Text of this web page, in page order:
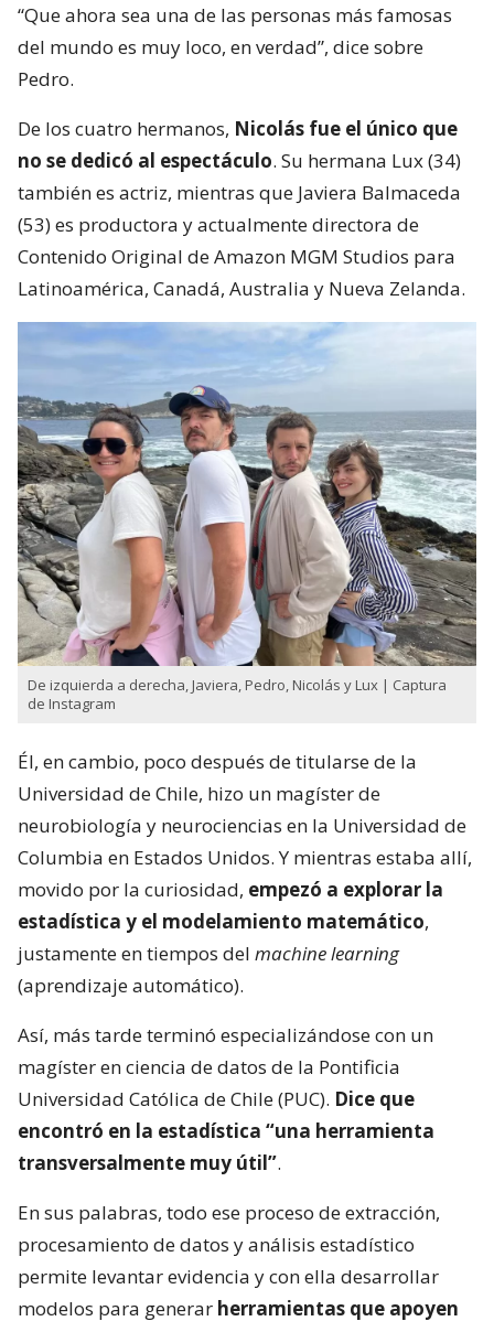
“Que ahora sea una de las personas más famosas
del mundo es muy loco, en verdad”, dice sobre
Pedro.
De los cuatro hermanos, Nicolás fue el único que
no se dedicó al espectáculo. Su hermana Lux (34)
también es actriz, mientras que Javiera Balmaceda
(53) es productora y actualmente directora de
Contenido Original de Amazon MGM Studios para
Latinoamérica, Canadá, Australia y Nueva Zelanda.
De izquierda a derecha, Javiera, Pedro, Nicolás y Lux | Captura
de Instagram
Él, en cambio, poco después de titularse de la
Universidad de Chile, hizo un magíster de
neurobiología y neurociencias en la Universidad de
Columbia en Estados Unidos. Y mientras estaba allí,
movido por la curiosidad, empezó a explorar la
estadística y el modelamiento matemático,
justamente en tiempos del machine learning
(aprendizaje automático).
Así, más tarde terminó especializándose con un
magíster en ciencia de datos de la Pontificia
Universidad Católica de Chile (PUC). Dice que
encontró en la estadística “una herramienta
transversalmente muy útil”.
En sus palabras, todo ese proceso de extracción,
procesamiento de datos y análisis estadístico
permite levantar evidencia y con ella desarrollar
modelos para generar herramientas que apoyen